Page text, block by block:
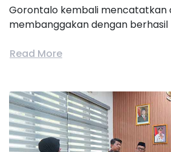
Gorontalo kembali mencatatkan
membanggakan dengan berhasil
Read More